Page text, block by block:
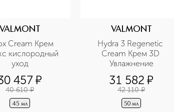
VALMONT
Cream Крем
кислородный
уход
457¤
40 610 ¤
45 мл
VALMONT
Hydra 3 Regenetic
Cream Крем 3D
Увлажнение
31 582 ¤
42 110 ¤
50 мл